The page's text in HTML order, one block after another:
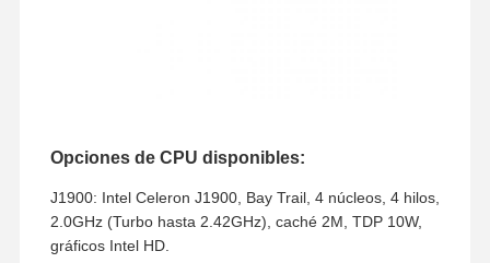
Opciones de CPU disponibles:
J1900: Intel Celeron J1900, Bay Trail, 4 núcleos, 4 hilos,
2.0GHz (Turbo hasta 2.42GHz), caché 2M, TDP 10W,
gráficos Intel HD.